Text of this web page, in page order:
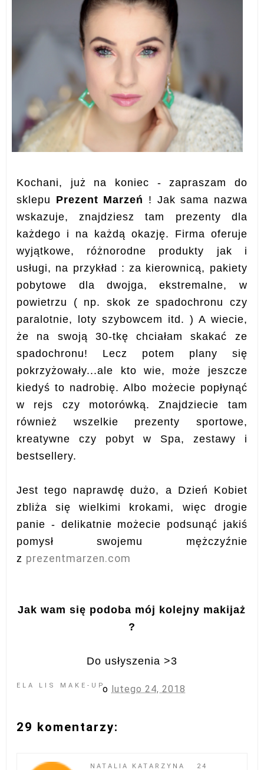
Kochani, już na koniec - zapraszam do
sklepu Prezent Marzeń ! Jak sama nazwa
wskazuje, znajdziesz tam prezenty dla
każdego i na każdą okazję. Firma oferuje
wyjątkowe, różnorodne produkty jak i
usługi, na przykład : za kierownicą, pakiety
pobytowe dla dwojga, ekstremalne, w
powietrzu ( np. skok ze spadochronu czy
paralotnie, loty szybowcem itd. ) A wiecie,
że na swoją 30-tkę chciałam skakać ze
spadochronu! Lecz potem plany się
pokrzyżowały...ale kto wie, może jeszcze
kiedyś to nadrobię. Albo możecie popłynąć
w rejs czy motorówką. Znajdziecie tam
również wszelkie prezenty sportowe,
kreatywne czy pobyt w Spa, zestawy i
bestsellery.
Jest tego naprawdę dużo, a Dzień Kobiet
zbliża się wielkimi krokami, więc drogie
panie - delikatnie możecie podsunąć jakiś
pomysł swojemu mężczyźnie
z prezentmarzen.com
Jak wam się podoba mój kolejny makijaż
?
Do usłyszenia >3
ELA LIS MAKE-UPo lutego 24, 2018
29 komentarzy:
NATALIA KATARZYNA 24